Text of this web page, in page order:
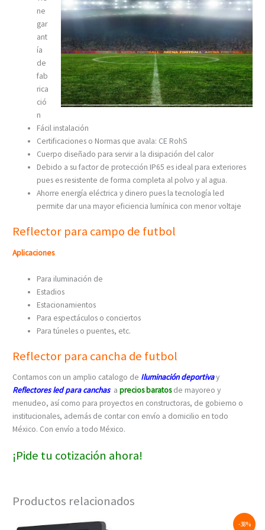
ne
gar
ant
ía
de
fab
rica
ció
n
Fácil instalación
Certificaciones o Normas que avala: CE RohS
Cuerpo diseñado para servir a la disipación del calor
Debido a su factor de protección IP65 es ideal para exteriores
pues es resistente de forma completa al polvo y al agua.
Ahorre energía eléctrica y dinero pues la tecnología led
permite dar una mayor eficiencia lumínica con menor voltaje
Reflector para campo de futbol
Aplicaciones
Para iluminación de
Estadios
Estacionamientos
Para espectáculos o conciertos
Para túneles o puentes, etc.
Reflector para cancha de futbol
Contamos con un amplio catalogo de Iluminación deportivay
Reflectores led para canchas a precios baratosde mayoreo y
menudeo, así como para proyectos en constructoras, de gobierno o
institucionales, además de contar con envío a domicilio en todo
México. Con envío a todo México.
¡Pide tu cotización ahora!
Productos relacionados
-38%